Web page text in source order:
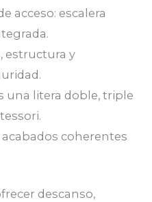
acceso: escalera
estructura y
una litera doble, triple
coherentes
descanso,